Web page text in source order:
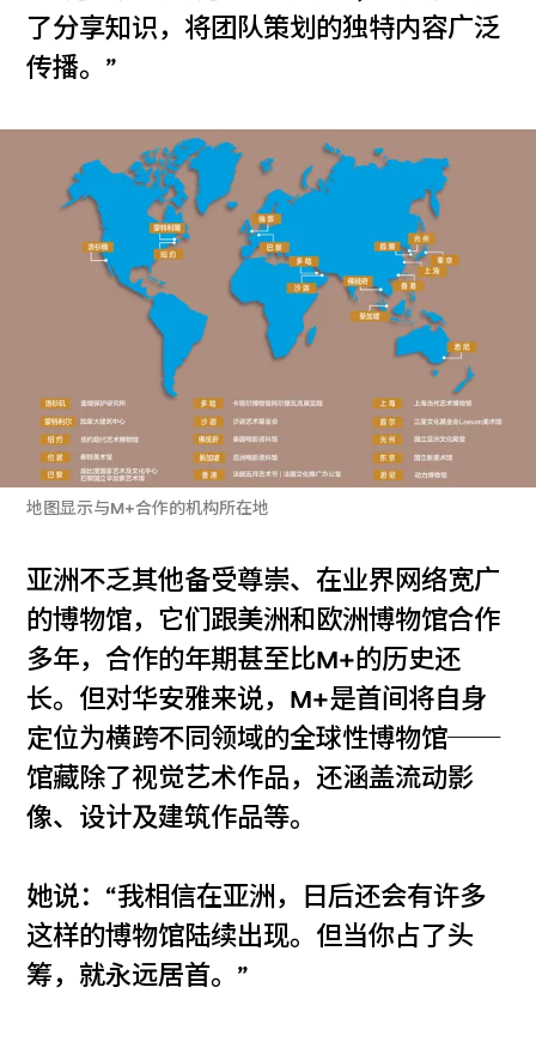
了分享知识，将团队策划的独特内容广泛
传播。”
地图显示与M+合作的机构所在地
亚洲不乏其他备受尊崇、在业界网络宽广
的博物馆，它们跟美洲和欧洲博物馆合作
多年，合作的年期甚至比M+的历史还
长。但对华安雅来说，M+是首间将自身
定位为横跨不同领域的全球性博物馆──
馆藏除了视觉艺术作品，还涵盖流动影
像、设计及建筑作品等。
她说：“我相信在亚洲，日后还会有许多
这样的博物馆陆续出现。但当你占了头
筹，就永远居首。”